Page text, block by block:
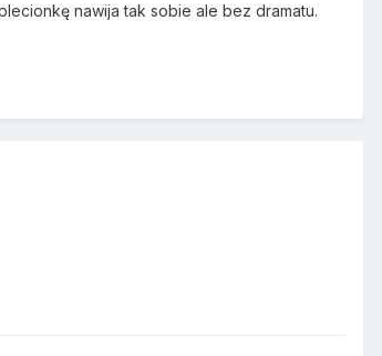
nawija tak sobie ale bez dramatu.